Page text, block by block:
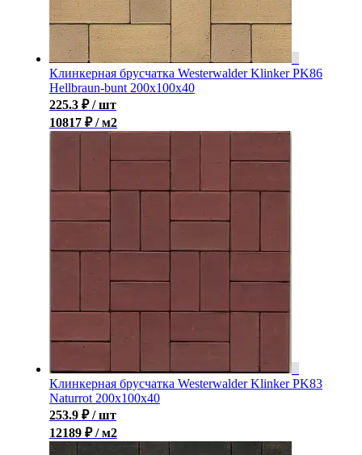
Клинкерная брусчатка Westerwalder Klinker PK86
Hellbraun-bunt 200x100x40
225.3 ₽ / шт
10817 ₽ / м2
Клинкерная брусчатка Westerwalder Klinker PK83
Naturrot 200x100x40
253.9 ₽ / шт
12189 ₽ / м2